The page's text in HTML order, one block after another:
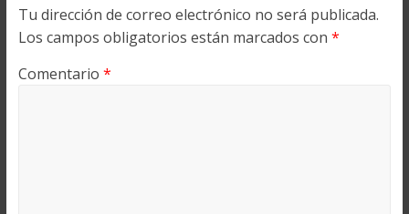
Tu dirección de correo electrónico no será publicada.
Los campos obligatorios están marcados con *
Comentario *